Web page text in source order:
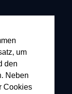
um
den
Neben
Cookies